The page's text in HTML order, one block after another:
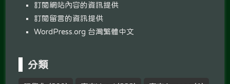
訂閱網站內容的資訊提供
訂閱留言的資訊提供
WordPress.org 台灣繁體中文
分類